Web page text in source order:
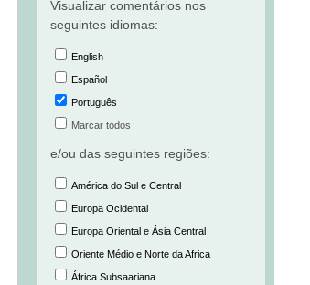
Visualizar comentários nos
seguintes idiomas:
English
Español
Português
Marcar todos
e/ou das seguintes regiões:
América do Sul e Central
Europa Ocidental
Europa Oriental e Ásia Central
Oriente Médio e Norte da Africa
África Subsaariana